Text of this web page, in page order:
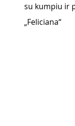
su kumpiu ir
„Feliciana“